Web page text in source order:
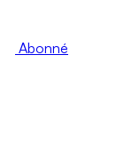
Abonné